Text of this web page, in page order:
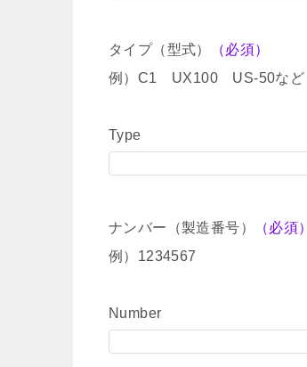
タイプ（型式）
（必須）
例）C1 UX100 US-50など
Type
ナンバー（製造番号）
（必須）
例）1234567
Number